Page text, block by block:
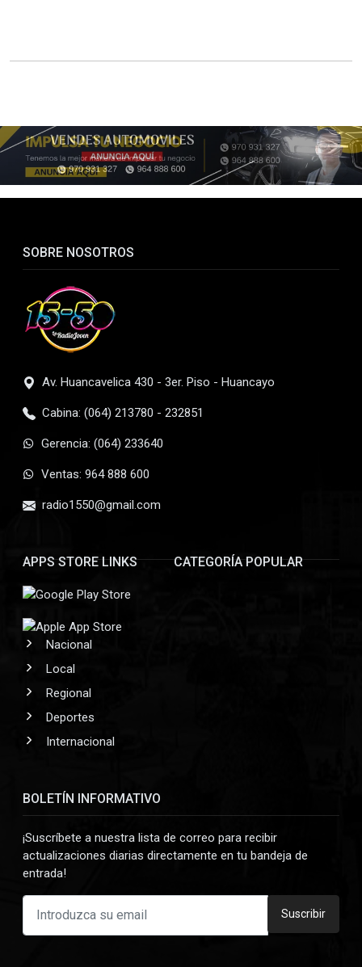
SOBRE NOSOTROS
Av. Huancavelica 430 - 3er. Piso - Huancayo
Cabina: (064) 213780 - 232851
Gerencia: (064) 233640
Ventas: 964 888 600
radio1550@gmail.com
APPS STORE LINKS CATEGORÍA POPULAR
Nacional
Local
Regional
Deportes
Internacional
BOLETÍN INFORMATIVO
¡Suscríbete a nuestra lista de correo para recibir
actualizaciones diarias directamente en tu bandeja de
entrada!
Suscribir